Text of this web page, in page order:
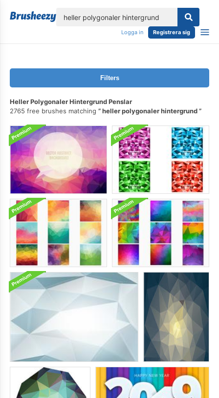
Logga in Registrera sig
Filters
Heller Polygonaler Hintergrund Penslar
2765 free brushes matching
heller polygonaler hintergrund